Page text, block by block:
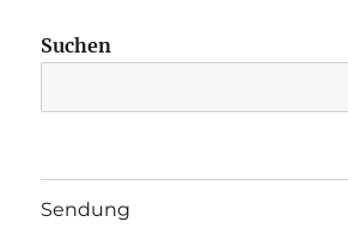
Suchen
Sendung